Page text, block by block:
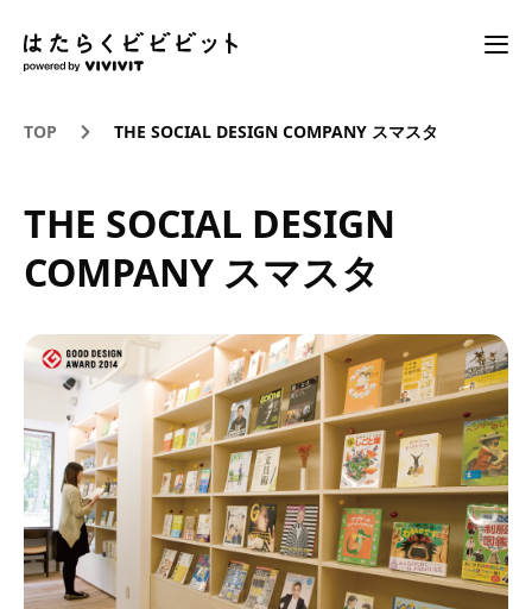
TOP THE SOCIAL DESIGN COMPANY スマスタ
THE SOCIAL DESIGN
COMPANY スマスタ